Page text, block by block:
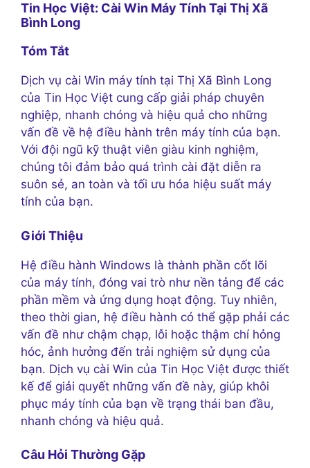
Tin Học Việt: Cài Win Máy Tính Tại Thị Xã
Bình Long
Tóm Tắt
Dịch vụ cài Win máy tính tại Thị Xã Bình Long
của Tin Học Việt cung cấp giải pháp chuyên
nghiệp, nhanh chóng và hiệu quả cho những
vấn đề về hệ điều hành trên máy tính của bạn.
Với đội ngũ kỹ thuật viên giàu kinh nghiệm,
chúng tôi đảm bảo quá trình cài đặt diễn ra
suôn sẻ, an toàn và tối ưu hóa hiệu suất máy
tính của bạn.
Giới Thiệu
Hệ điều hành Windows là thành phần cốt lõi
của máy tính, đóng vai trò như nền tảng để các
phần mềm và ứng dụng hoạt động. Tuy nhiên,
theo thời gian, hệ điều hành có thể gặp phải các
vấn đề như chậm chạp, lỗi hoặc thậm chí hỏng
hóc, ảnh hưởng đến trải nghiệm sử dụng của
bạn. Dịch vụ cài Win của Tin Học Việt được thiết
kế để giải quyết những vấn đề này, giúp khôi
phục máy tính của bạn về trạng thái ban đầu,
nhanh chóng và hiệu quả.
Câu Hỏi Thường Gặp